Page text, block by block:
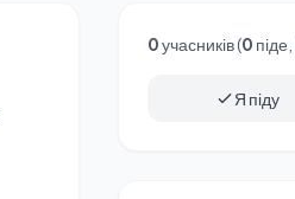
0учасників (0 піде,
Я піду